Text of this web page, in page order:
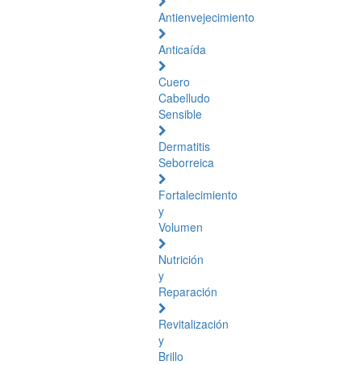
Antienvejecimiento
Anticaída
Cuero
Cabelludo
Sensible
Dermatitis
Seborreica
Fortalecimiento
y
Volumen
Nutrición
y
Reparación
Revitalización
y
Brillo